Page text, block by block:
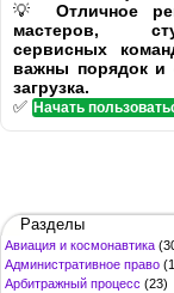
💡 Отличное
мастеров,
сервисных
важны порядок и
загрузка.
✅ Начать
Разделы
Авиация и космонавтика
Административное право
Арбитражный процесс (23)